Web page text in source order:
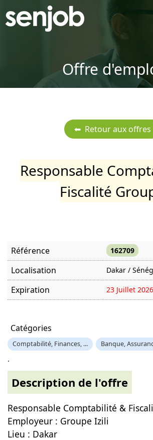
Offre
Responsable
Fiscalité
Référence 162709
Localisation Dakar /
Expiration 23 Juillet 2026
Catégories
Comptabilité, Finances, ... Banque,
.
Description de l'offre
Responsable Comptabilité &
Employeur : Groupe Izili
Lieu : Dakar